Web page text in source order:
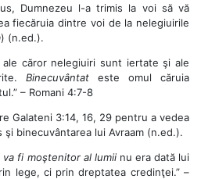
Dumnezeu l-a trimis la voi să vă
fiecăruia dintre voi de la nelegiuirile
) (n.ed.).
ale căror nelegiuiri sunt iertate şi ale
Binecuvântat este omul căruia
– Romani 4:7-8
Galateni 3:14, 16, 29 pentru a vedea
binecuvântarea lui Avraam (n.ed.).
va fi moştenitor al lumiinu era dată lui
lege, ci prin dreptatea credinţei.” –